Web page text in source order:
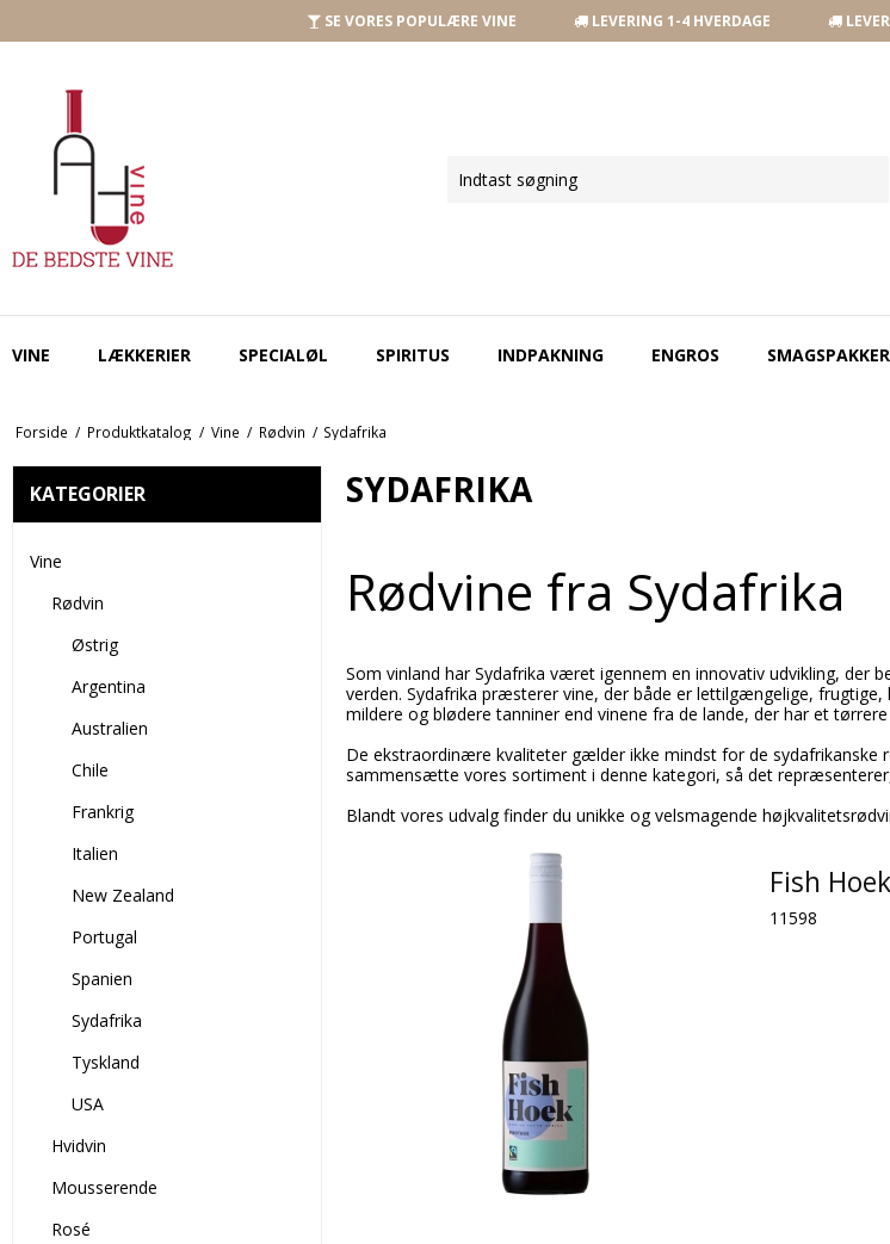
SE VORES POPULÆRE VINE LEVERING 1-4 HVERDAGE
VINE LÆKKERIER SPECIALØL SPIRITUS INDPAKNING ENGROS SMAGSPAKKER
Forside / Produktkatalog / Vine / Rødvin / Sydafrika
KATEGORIER
Vine
Rødvin
Østrig
Argentina
Australien
Chile
Frankrig
Italien
New Zealand
Portugal
Spanien
Sydafrika
Tyskland
USA
Hvidvin
Mousserende
Rosé
SYDAFRIKA
Rødvine fra Sydafrika
Som vinland har Sydafrika været igennem en innovativ udvikling, der
verden. Sydafrika præsterer vine, der både er lettilgængelige,
mildere og blødere tanniner end vinene fra de lande, der har et tørrere
De ekstraordinære kvaliteter gælder ikke mindst for de
sammensætte vores sortiment i denne kategori, så det
Blandt vores udvalg finder du unikke og velsmagende
Fish
11598